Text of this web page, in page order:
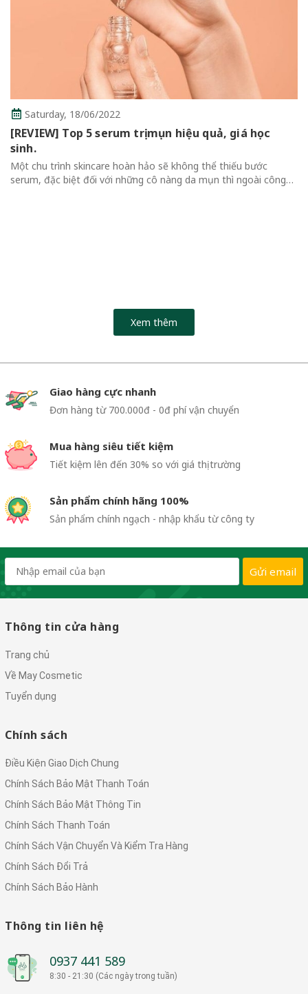
2022
serum trị mụn hiệu quả, giá học
hoàn hảo sẽ không thể thiếu bước
với những cô nàng da mụn thì ngoài công
Review Top 7
Không Thể Bỏ
Xem thêm
Giao hàng cực nhanh
Đơn hàng từ 700.000đ - 0đ phí vận chuyển
Mua hàng siêu tiết kiệm
Tiết kiệm lên đến 30% so với giá thị trường
Sản phẩm chính hãng 100%
Sản phẩm chính ngạch - nhập khẩu từ công ty
Gửi email
Thông tin cửa hàng
Trang chủ
Về May Cosmetic
Tuyển dụng
Chính sách
Điều Kiện Giao Dịch Chung
Chính Sách Bảo Mật Thanh Toán
Chính Sách Bảo Mật Thông Tin
Chính Sách Thanh Toán
Chính Sách Vận Chuyển Và Kiểm Tra Hàng
Chính Sách Đổi Trả
Chính Sách Bảo Hành
Thông tin liên hệ
0937 441 589
8:30 - 21:30 (Các ngày trong tuần)